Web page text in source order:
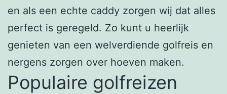
en als een echte caddy zorgen wij dat alles
perfect is geregeld. Zo kunt u heerlijk
genieten van een welverdiende golfreis en
nergens zorgen over hoeven maken.
Populaire golfreizen